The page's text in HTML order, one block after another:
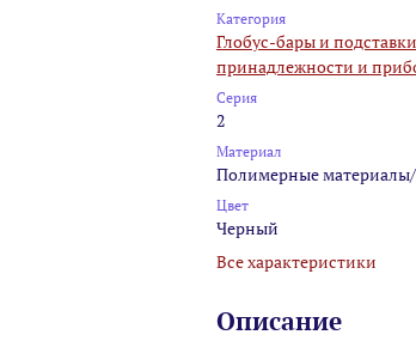
Категория
Глобус-бары и
принадлежности и
Серия
2
Материал
Полимерные
Цвет
Черный
Все характеристики
Описание